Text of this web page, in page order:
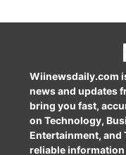
Wiinewsdaily.com
news and updates
bring you fast,
on Technology,
Entertainment, and
reliable